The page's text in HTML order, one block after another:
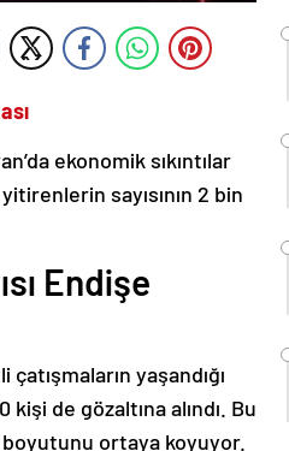
ekonomik sıkıntılar
sayısının 2 bin
Endişe
yaşandığı
de gözaltına alındı. Bu
ortaya koyuyor.